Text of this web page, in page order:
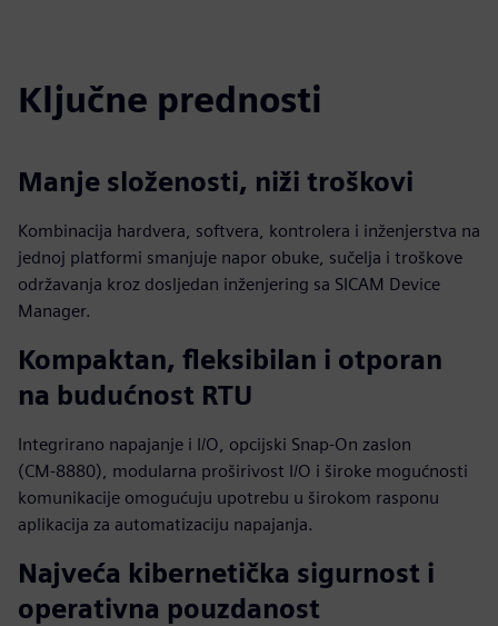
Ključne prednosti
Manje složenosti, niži troškovi
Kombinacija hardvera, softvera, kontrolera i inženjerstva na
jednoj platformi smanjuje napor obuke, sučelja i troškove
održavanja kroz dosljedan inženjering sa SICAM Device
Manager.
Kompaktan, fleksibilan i otporan
na budućnost RTU
Integrirano napajanje i I/O, opcijski Snap‑On zaslon
(CM‑8880), modularna proširivost I/O i široke mogućnosti
komunikacije omogućuju upotrebu u širokom rasponu
aplikacija za automatizaciju napajanja.
Najveća kibernetička sigurnost i
operativna pouzdanost